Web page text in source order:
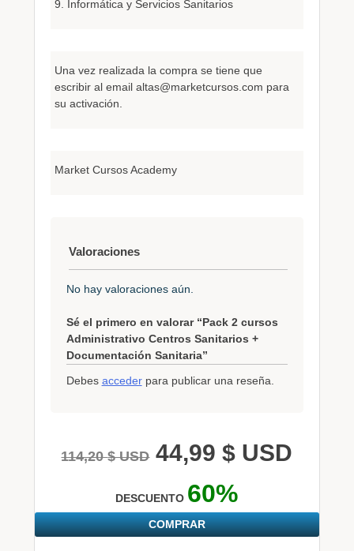
9. Informática y Servicios Sanitarios
Una vez realizada la compra se tiene que
escribir al email altas@marketcursos.com para
su activación.
Market Cursos Academy
Valoraciones
No hay valoraciones aún.
Sé el primero en valorar “Pack 2 cursos
Administrativo Centros Sanitarios +
Documentación Sanitaria”
Debes accederpara publicar una reseña.
114,20$ USD 44,99$ USD
DESCUENTO 60%
COMPRAR